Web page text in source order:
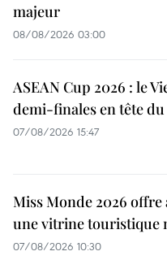
majeur
08/08/2026 03:00
ASEAN Cup 2026 : le
demi-finales en tête
07/08/2026 15:47
Miss Monde 2026 offre
une vitrine touristique
07/08/2026 10:30